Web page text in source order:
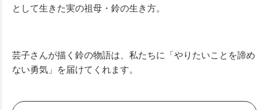
として生きた実の祖母・鈴の生き方。
芸子さんが描く鈴の物語は、私たちに「やりたいことを諦め
ない勇気」を届けてくれます。